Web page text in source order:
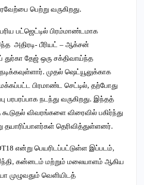
பெற்று வருகிறது.
பட்ஜெட்டில் பிரம்மாண்டமாக
அதிரடி- பீரியட் – ஆக்சன்
துர்கா தேஜ் ஒரு சக்திவாய்ந்த
முதல் ஷெட்யூலுக்காக
பிரமாண்ட செட்டில், தற்போது
பரபரப்பாக நடந்து வருகிறது. இந்தத்
கூடுதல் விவரங்களை விரைவில் பகிர்ந்து
தெரிவித்துள்ளனர்.
என்று பெயரிடப்பட்டுள்ள இப்படம்,
கன்னடம் மற்றும் மலையாளம் ஆகிய
முழுவதும் வெளியிடத்